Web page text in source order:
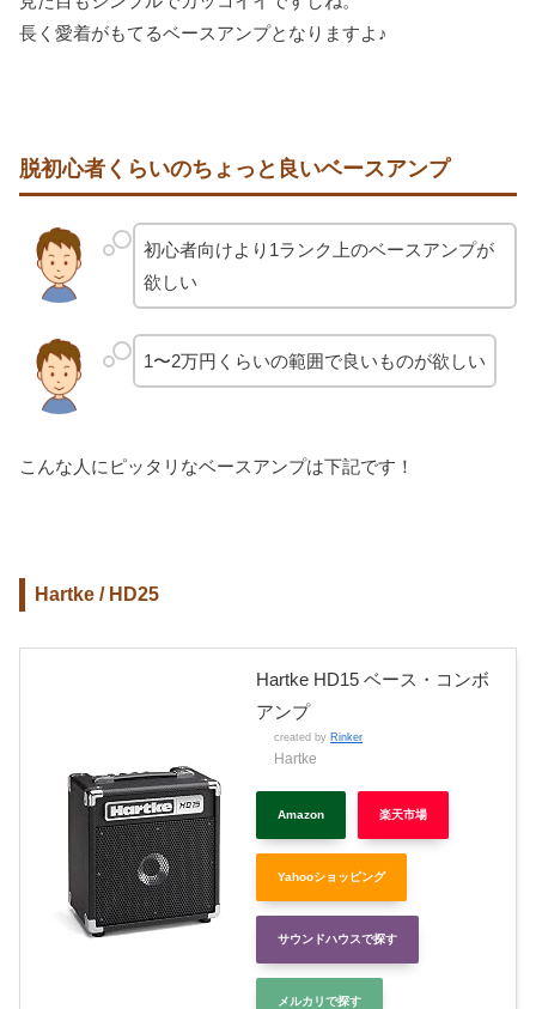
長く愛着がもてるベースアンプとなりますよ♪
脱初心者くらいのちょっと良いベースアンプ
初心者向けより1ランク上のベースアンプが
欲しい
1〜2万円くらいの範囲で良いものが欲しい
こんな人にピッタリなベースアンプは下記です！
Hartke / HD25
Hartke HD15 ベース・コンボ
アンプ
created by Rinker
Hartke
Amazon 楽天市場
Yahooショッピング
サウンドハウスで探す
メルカリで探す